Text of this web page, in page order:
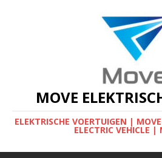
MOVE
ELEKTRISCHE VOERTUIGEN |
ELECTRIC VEHICLE |